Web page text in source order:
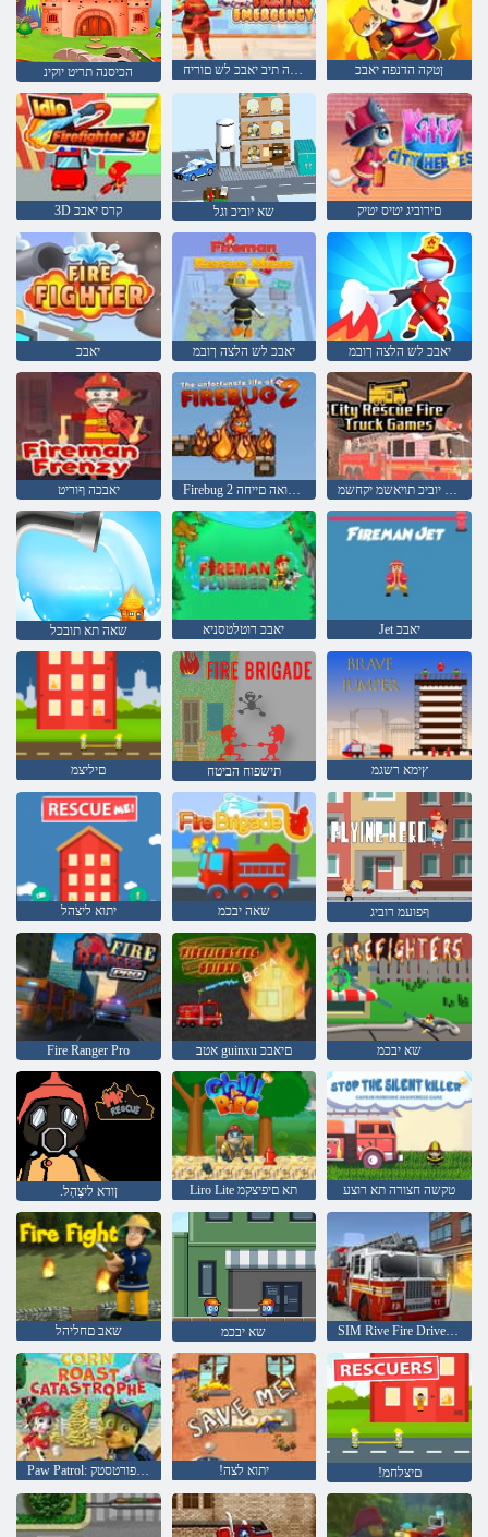
הכיסנה תריט יוקינ םילוחה תיב יאבכ לש םוריח ןטקה הדנפה יאבכ
3D קרס יאבכ שא יוביכ וגל םירוביג יטיס יטיק
יאבכ יאבכ לש הלצה ךובמ יאבכ לש הלצה ךובמ
יאבכה ףוריט Firebug 2 לש םיללמואה םייחה ריעב הלצה יוביכ תויאשמ יקחשמ
שאה תא תובכל יאבכ רוטלטסניא Jet יאבכ
םיליצמ תישפוח הביטח ץימא רשגמ
יתוא ליצהל שאה יבכמ ףפועמ רוביג
Fire Ranger Pro אטב guinxu םיאבכ שא יבכמ
.ןודא ליִצַהְל Liro Lite תא םיפיצקמ טקשה חצורה תא רוצע
שאב םחליהל שא יבכמ
Paw Patrol: סרית ילצ לש הפורטסטק !יתוא לצה !םיצלחמ